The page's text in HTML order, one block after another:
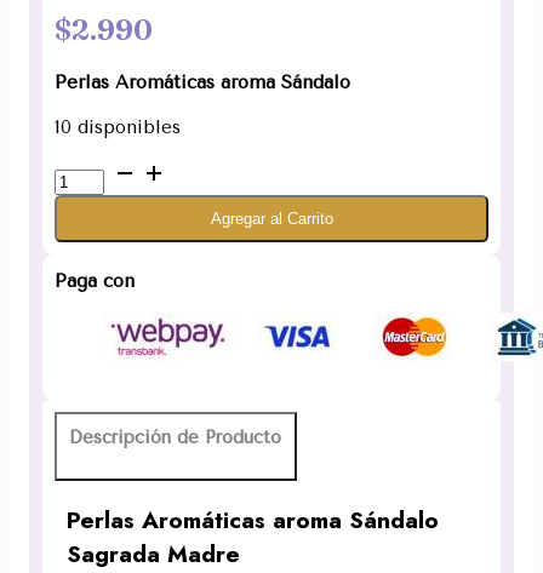
$2.990
Perlas Aromáticas aroma Sándalo
10 disponibles
Perla
aroma
Madre
Agregar al Carrito
Paga con
Descripción de Producto
Perlas Aromáticas aroma Sándalo
Sagrada Madre